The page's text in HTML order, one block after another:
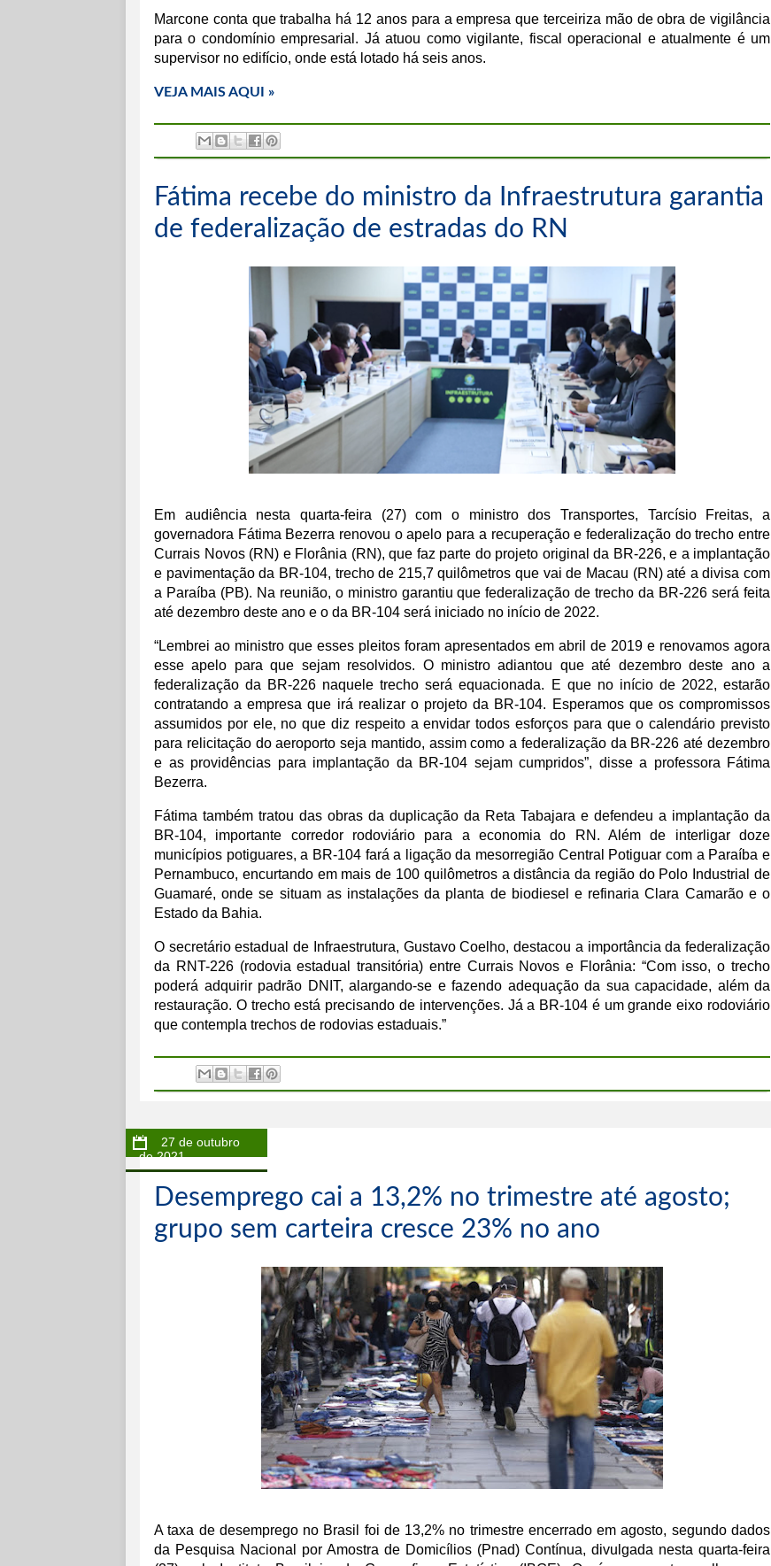
Marcone conta que trabalha há 12 anos para a empresa que terceiriza mão de obra de vigilância
para o condomínio empresarial. Já atuou como vigilante, fiscal operacional e atualmente é um
supervisor no edifício, onde está lotado há seis anos.
VEJA MAIS AQUI »
Fátima recebe do ministro da Infraestrutura garantia
de federalização de estradas do RN
Em audiência nesta quarta-feira (27) com o ministro dos Transportes, Tarcísio Freitas, a
governadora Fátima Bezerra renovou o apelo para a recuperação e federalização do trecho entre
Currais Novos (RN) e Florânia (RN), que faz parte do projeto original da BR-226, e a implantação
e pavimentação da BR-104, trecho de 215,7 quilômetros que vai de Macau (RN) até a divisa com
a Paraíba (PB). Na reunião, o ministro garantiu que federalização de trecho da BR-226 será feita
até dezembro deste ano e o da BR-104 será iniciado no início de 2022.
“Lembrei ao ministro que esses pleitos foram apresentados em abril de 2019 e renovamos agora
esse apelo para que sejam resolvidos. O ministro adiantou que até dezembro deste ano a
federalização da BR-226 naquele trecho será equacionada. E que no início de 2022, estarão
contratando a empresa que irá realizar o projeto da BR-104. Esperamos que os compromissos
assumidos por ele, no que diz respeito a envidar todos esforços para que o calendário previsto
para relicitação do aeroporto seja mantido, assim como a federalização da BR-226 até dezembro
e as providências para implantação da BR-104 sejam cumpridos”, disse a professora Fátima
Bezerra.
Fátima também tratou das obras da duplicação da Reta Tabajara e defendeu a implantação da
BR-104, importante corredor rodoviário para a economia do RN. Além de interligar doze
municípios potiguares, a BR-104 fará a ligação da mesorregião Central Potiguar com a Paraíba e
Pernambuco, encurtando em mais de 100 quilômetros a distância da região do Polo Industrial de
Guamaré, onde se situam as instalações da planta de biodiesel e refinaria Clara Camarão e o
Estado da Bahia.
O secretário estadual de Infraestrutura, Gustavo Coelho, destacou a importância da federalização
da RNT-226 (rodovia estadual transitória) entre Currais Novos e Florânia: “Com isso, o trecho
poderá adquirir padrão DNIT, alargando-se e fazendo adequação da sua capacidade, além da
restauração. O trecho está precisando de intervenções. Já a BR-104 é um grande eixo rodoviário
que contempla trechos de rodovias estaduais.”
27 de outubro
de 2021
Desemprego cai a 13,2% no trimestre até agosto;
grupo sem carteira cresce 23% no ano
A taxa de desemprego no Brasil foi de 13,2% no trimestre encerrado em agosto, segundo dados
da Pesquisa Nacional por Amostra de Domicílios (Pnad) Contínua, divulgada nesta quarta-feira